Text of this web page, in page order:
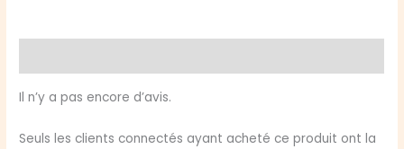
Il n’y a pas encore d’avis.
Seuls les clients connectés ayant acheté ce produit ont la